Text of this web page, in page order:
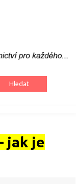
jak je